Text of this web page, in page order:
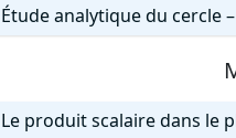
Étude analytique du cercle
Le produit scalaire dans le